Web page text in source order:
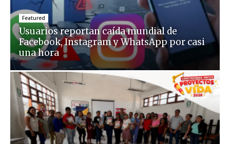
Featured
Usuarios reportan caída mundial de
Facebook, Instagram y WhatsApp por casi
una hora